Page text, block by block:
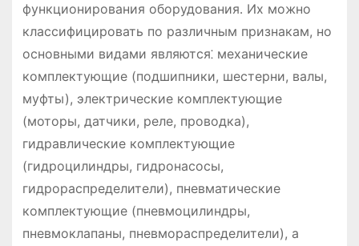
функционирования оборудования․ Их можно
классифицировать по различным признакам, но
основными видами являются⁚ механические
комплектующие (подшипники, шестерни, валы,
муфты), электрические комплектующие
(моторы, датчики, реле, проводка),
гидравлические комплектующие
(гидроцилиндры, гидронасосы,
гидрораспределители), пневматические
комплектующие (пневмоцилиндры,
пневмоклапаны, пневмораспределители), а